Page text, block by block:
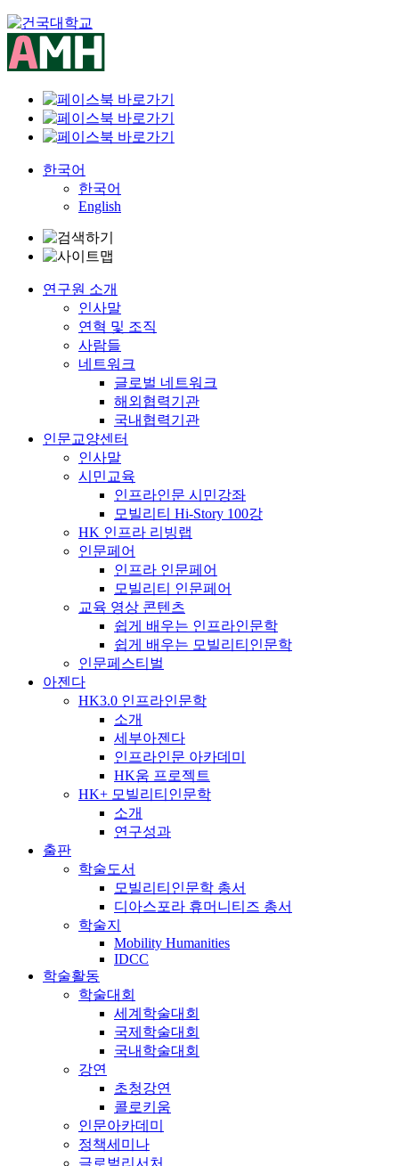
Skip
to
content
한국어
한국어
English
연구원 소개
인사말
연혁 및 조직
사람들
네트워크
글로벌 네트워크
해외협력기관
국내협력기관
인문교양센터
인사말
시민교육
인프라인문 시민강좌
모빌리티 Hi-Story 100강
HK 인프라 리빙랩
인문페어
인프라 인문페어
모빌리티 인문페어
교육 영상 콘텐츠
쉽게 배우는 인프라인문학
쉽게 배우는 모빌리티인문학
인문페스티벌
아젠다
HK3.0 인프라인문학
소개
세부아젠다
인프라인문 아카데미
HK움 프로젝트
HK+ 모빌리티인문학
소개
연구성과
출판
학술도서
모빌리티인문학 총서
디아스포라 휴머니티즈 총서
학술지
Mobility Humanities
IDCC
학술활동
학술대회
세계학술대회
국제학술대회
국내학술대회
강연
초청강연
콜로키움
인문아카데미
정책세미나
글로벌리서처